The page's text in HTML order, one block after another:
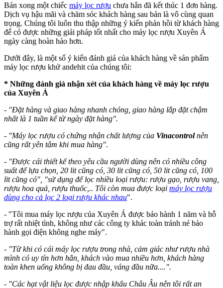
Bán xong một chiếc máy lọc rượu chưa hẳn đã kết thúc 1 đơn hàng.
Dịch vụ hậu mãi và chăm sóc khách hàng sau bán là vô cùng quan
trọng. Chúng tôi luôn thu thập những ý kiến phản hồi từ khách hàng
để có được những giải pháp tốt nhất cho máy lọc rượu Xuyên Á
ngày càng hoàn hảo hơn.
Dưới đây, là một số ý kiến đánh giá của khách hàng về sản phẩm
máy lọc rượu khử andehit của chúng tôi:
* Những đánh giá nhận xét của khách hàng về máy lọc rượu
của Xuyên Á
- "Đặt hàng và giao hàng nhanh chóng, giao hàng lắp đặt chậm
nhất là 1 tuần kể từ ngày đặt hàng".
- "Máy lọc rượu có chứng nhận chất lượng của Vinacontrolnên
cũng rất yên tâm khi mua hàng".
- "Được cái thiết kế theo yêu cầu người dùng nên có nhiều công
suất để lựa chọn, 20 lit cũng có, 30 lit cũng có, 50 lit cũng có, 100
lit cũng có", "sử dụng để lọc nhiều loại rượu: rượu gạo, rượu vang,
rượu hoa quả, rượu thuốc,.. Tôi còn mua được loại máy lọc rượu
dùng cho cả lọc 2 loại rượu khác nhau".
- "Tôi mua máy lọc rượu của Xuyên Á được bảo hành 1 năm và hỗ
trợ rất nhiệt tình, không như các công ty khác toàn tránh né bảo
hành gọi điện không nghe máy".
- "Từ khi có cái máy lọc rượu trong nhà, cảm giác như rượu nhà
mình có uy tín hơn hẳn, khách vào mua nhiều hơn, khách hàng
toàn khen uống không bị đau đầu, váng đầu nữa....".
- "Các hạt vật liệu lọc được nhập khẩu Châu Âu nên tôi rất an